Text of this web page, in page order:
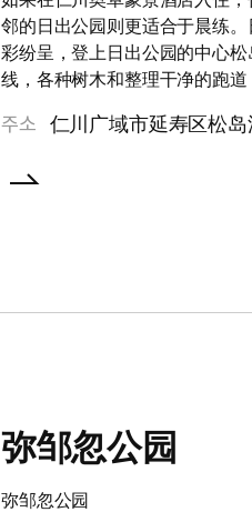
邻的日出公园则更适合于晨练
彩纷呈，登上日出公园的中心
线，各种树木和整理干净的跑道
주소 仁川广域市延寿区松
弥邹忽公园
弥邹忽公园